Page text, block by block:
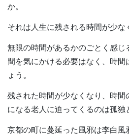
か。
それは人生に残される時間が少な
無限の時間があるかのごとく感
間を気にかける必要はなく、時
ょう。
残された時間が少なくなり、時間
になる老人に迫ってくるのは孤独
京都の町に蔓延った風邪は李白